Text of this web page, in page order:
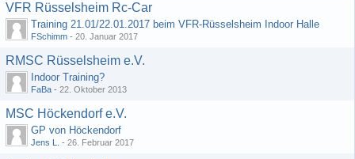
VFR Rüsselsheim Rc-Car
Training 21.01/22.01.2017 beim VFR-Rüsselsheim Indoor Halle
FSchimm - 20. Januar 2017
RMSC Rüsselsheim e.V.
Indoor Training?
FaBa - 22. Oktober 2013
MSC Höckendorf e.V.
GP von Höckendorf
Jens L. - 26. Februar 2017